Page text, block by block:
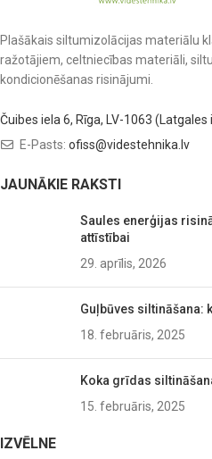
Plašākais siltumizolācijas materiālu
ražotājiem, celtniecības materiāli,
kondicionēšanas risinājumi.
Čuibes iela 6, Rīga, LV-1063 (Latgales
E-Pasts: ofiss@videstehnika.lv
JAUNĀKIE RAKSTI
Saules enerģijas
attīstībai
29. aprīlis, 2026
Guļbūves siltināšana:
18. februāris, 2025
Koka grīdas
15. februāris, 2025
IZVĒLNE